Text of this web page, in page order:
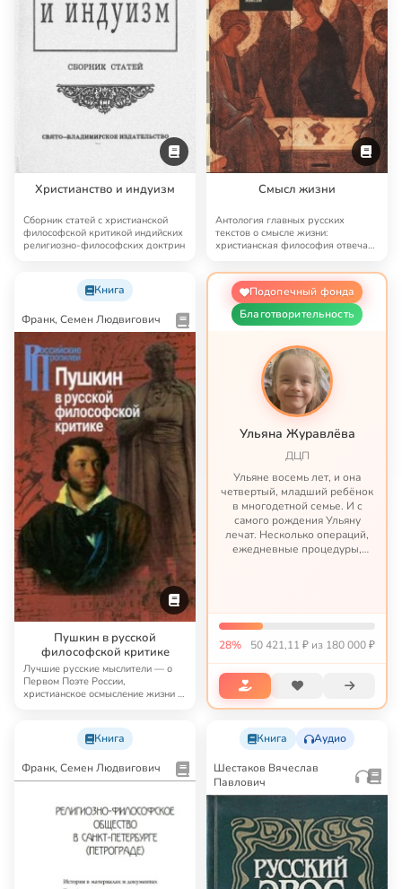
Христианство и индуизм
Сборник статей с христианской
философской критикой индийских
религиозно-философских доктрин
Смысл жизни
Антология главных русских
текстов о смысле жизни:
христианская философия отвечает
Книга
Франк, Семен Людвигович
Пушкин в русской
философской критике
Лучшие русские мыслители — о
Первом Поэте России,
христианское осмысление жизни и
Подопечный фонда
Благотворительность
Ульяна Журавлёва
ДЦП
Ульяне восемь лет, и она
четвертый, младший ребёнок
в многодетной семье. И с
самого рождения Ульяну
лечат. Несколько операций,
ежедневные процедуры,
28% 50 421,11 ₽ из 180 000 ₽
Книга
Франк, Семен Людвигович
Книга Аудио
Шестаков Вячеслав
Павлович